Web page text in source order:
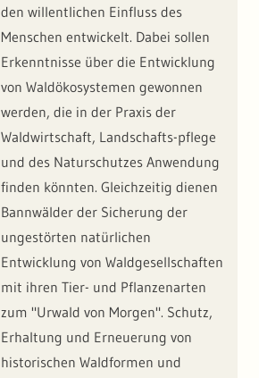
den willentlichen Einfluss des
Menschen entwickelt. Dabei sollen
Erkenntnisse über die Entwicklung
von Waldökosystemen gewonnen
werden, die in der Praxis der
Waldwirtschaft, Landschafts-pflege
und des Naturschutzes Anwendung
finden könnten. Gleichzeitig dienen
Bannwälder der Sicherung der
ungestörten natürlichen
Entwicklung von Waldgesellschaften
mit ihren Tier- und Pflanzenarten
zum "Urwald von Morgen". Schutz,
Erhaltung und Erneuerung von
historischen Waldformen und